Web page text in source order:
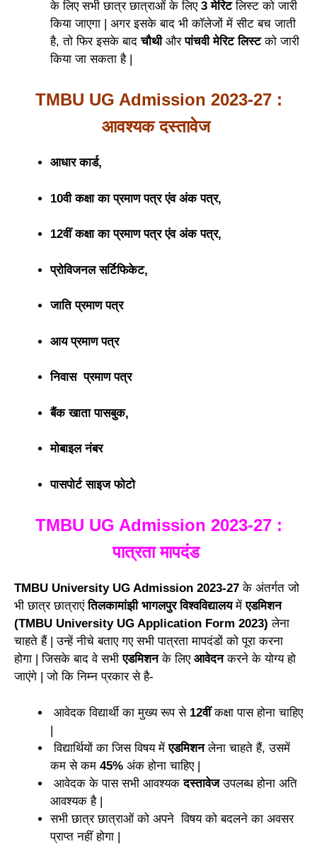
के लिए सभी छात्र छात्राओं के लिए 3 मेरिटलिस्ट को जारी
किया जाएगा | अगर इसके बाद भी कॉलेजों में सीट बच जाती
है, तो फिर इसके बादचौथी औरपांचवी मेरिट लिस्टको जारी
किया जा सकता है |
TMBU UG Admission 2023-27 :
आवश्यक दस्तावेज
आधार कार्ड,
10वी कक्षा का प्रमाण पत्र एंव अंक पत्र,
12वीं कक्षा का प्रमाण पत्र एंव अंक पत्र,
प्रोविजनल सर्टिफिकेट,
जाति प्रमाण पत्र
आय प्रमाण पत्र
निवास प्रमाण पत्र
बैंक खाता पासबुक,
मोबाइल नंबर
पासपोर्ट साइज फोटो
TMBU UG Admission 2023-27 :
पात्रता मापदंड
TMBU University UG Admission 2023-27 के अंतर्गत जो
भी छात्र छात्राएंतिलकामांझी भागलपुर विश्वविद्यालयमेंएडमिशन
(TMBU University UG Application Form 2023)लेना
चाहते हैं | उन्हें नीचे बताए गए सभी पात्रता मापदंडों को पूरा करना
होगा | जिसके बाद वे सभीएडमिशनके लिए आवेदनकरने के योग्य हो
जाएंगे | जो कि निम्न प्रकार से है-
आवेदक विद्यार्थी का मुख्य रूप से 12वींकक्षा पास होना चाहिए
|
विद्यार्थियों का जिस विषय मेंएडमिशनलेना चाहते हैं, उसमें
कम से कम 45% अंक होना चाहिए |
आवेदक के पास सभी आवश्यकदस्तावेजउपलब्ध होना अति
आवश्यक है |
सभी छात्र छात्राओं को अपने विषय को बदलने का अवसर
प्राप्त नहीं होगा |